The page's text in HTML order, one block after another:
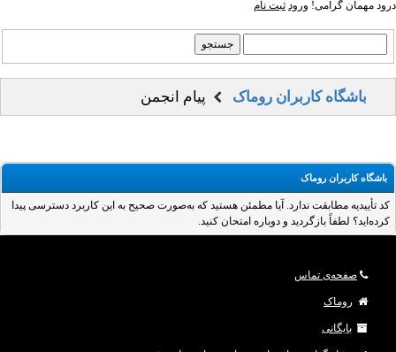
درود مهمان گرامی! ورود ثبت نام
باشگاه کاربران روماک پیام انجمن
باشگاه کاربران روماک
کد تأییدیه مطابقت ندارد. آیا مطمئن هستید که به‌صورت صحیح به این کاربرد دسترسی پیدا
کرده‌اید؟ لطفاً بازگردید و دوباره امتحان کنید.
صفحه‌ی تماس
روماک
بایگانی